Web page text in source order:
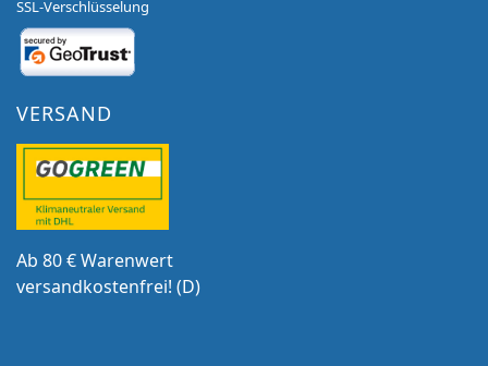
SSL-Verschlüsselung
VERSAND
Ab 80 € Warenwert
versandkostenfrei! (D)